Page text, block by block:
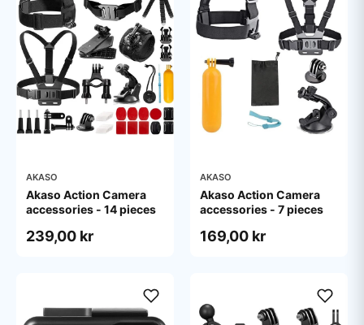
AKASO
Akaso Action Camera
accessories - 14 pieces
239,00 kr
AKASO
Akaso Action Camera
accessories - 7 pieces
169,00 kr